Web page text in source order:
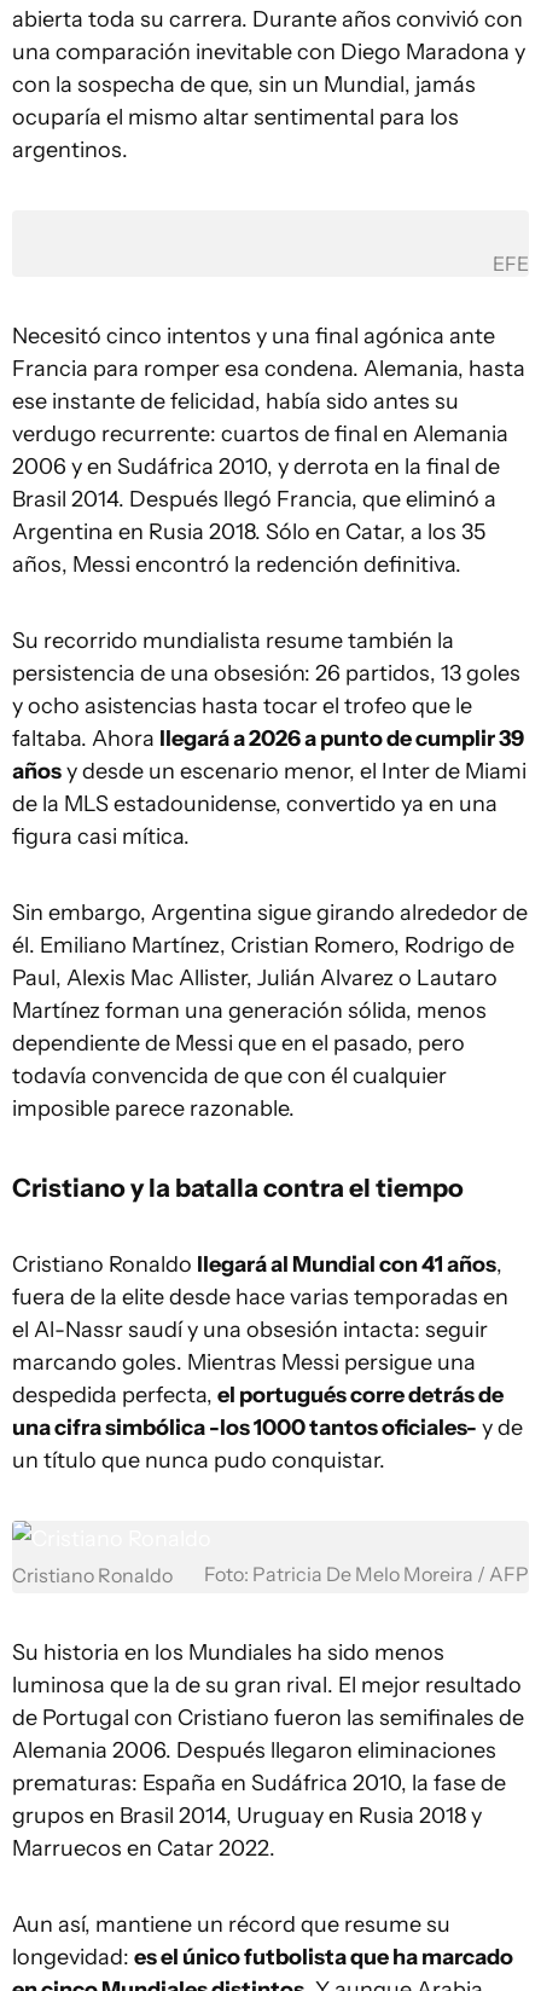
abierta toda su carrera. Durante años convivió con
una comparación inevitable con Diego Maradona y
con la sospecha de que, sin un Mundial, jamás
ocuparía el mismo altar sentimental para los
argentinos.
EFE
Necesitó cinco intentos y una final agónica ante
Francia para romper esa condena. Alemania, hasta
ese instante de felicidad, había sido antes su
verdugo recurrente: cuartos de final en Alemania
2006 y en Sudáfrica 2010, y derrota en la final de
Brasil 2014. Después llegó Francia, que eliminó a
Argentina en Rusia 2018. Sólo en Catar, a los 35
años, Messi encontró la redención definitiva.
Su recorrido mundialista resume también la
persistencia de una obsesión: 26 partidos, 13 goles
y ocho asistencias hasta tocar el trofeo que le
faltaba. Ahora llegará a 2026 a punto de cumplir 39
añosy desde un escenario menor, el Inter de Miami
de la MLS estadounidense, convertido ya en una
figura casi mítica.
Sin embargo, Argentina sigue girando alrededor de
él. Emiliano Martínez, Cristian Romero, Rodrigo de
Paul, Alexis Mac Allister, Julián Alvarez o Lautaro
Martínez forman una generación sólida, menos
dependiente de Messi que en el pasado, pero
todavía convencida de que con él cualquier
imposible parece razonable.
Cristiano y la batalla contra el tiempo
Cristiano Ronaldo llegará al Mundial con 41 años,
fuera de la elite desde hace varias temporadas en
el Al-Nassr saudí y una obsesión intacta: seguir
marcando goles. Mientras Messi persigue una
despedida perfecta, el portugués corre detrás de
una cifra simbólica -los 1000 tantos oficiales- y de
un título que nunca pudo conquistar.
Cristiano Ronaldo Foto: Patricia De Melo Moreira / AFP
Su historia en los Mundiales ha sido menos
luminosa que la de su gran rival. El mejor resultado
de Portugal con Cristiano fueron las semifinales de
Alemania 2006. Después llegaron eliminaciones
prematuras: España en Sudáfrica 2010, la fase de
grupos en Brasil 2014, Uruguay en Rusia 2018 y
Marruecos en Catar 2022.
Aun así, mantiene un récord que resume su
longevidad: es el único futbolista que ha marcado